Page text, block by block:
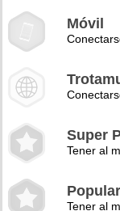
Móvil
Super
Tener al
Popular
Tener al